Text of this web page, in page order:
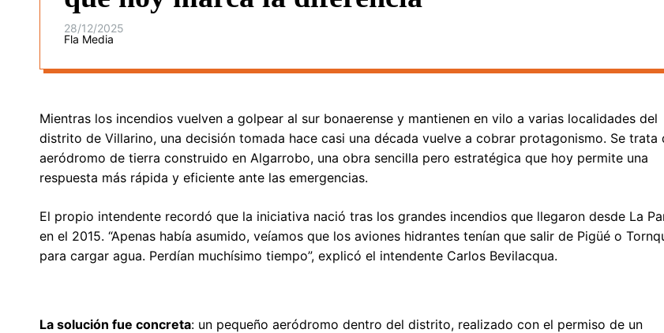
28/12/2025
Fla Media
Mientras los incendios vuelven a golpear al sur bonaerense y mantienen en vilo a varias localidades del
distrito de Villarino, una decisión tomada hace casi una década vuelve a cobrar protagonismo. Se trata
aeródromo de tierra construido en Algarrobo, una obra sencilla pero estratégica que hoy permite una
respuesta más rápida y eficiente ante las emergencias.
El propio intendente recordó que la iniciativa nació tras los grandes incendios que llegaron desde La
en el 2015. “Apenas había asumido, veíamos que los aviones hidrantes tenían que salir de Pigüé o
para cargar agua. Perdían muchísimo tiempo”, explicó el intendente Carlos Bevilacqua.
La solución fue concreta: un pequeño aeródromo dentro del distrito, realizado con el permiso de un